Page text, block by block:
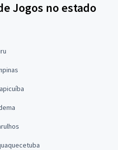
Jogos no estado